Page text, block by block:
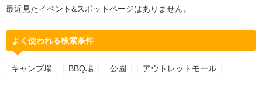
最近見たイベント&スポットページはありません。
よく使われる検索条件
キャンプ場 BBQ場 公園 アウトレットモール